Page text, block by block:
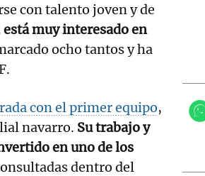
con talento joven y de
muy interesado en
ocho tantos y ha
con el primer equipo,
navarro. Su trabajo y
en uno de los
dentro del